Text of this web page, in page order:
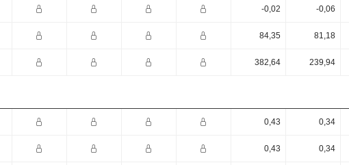
-0,02 -0,06
84,35 81,18
382,64 239,94
0,43 0,34
0,43 0,34